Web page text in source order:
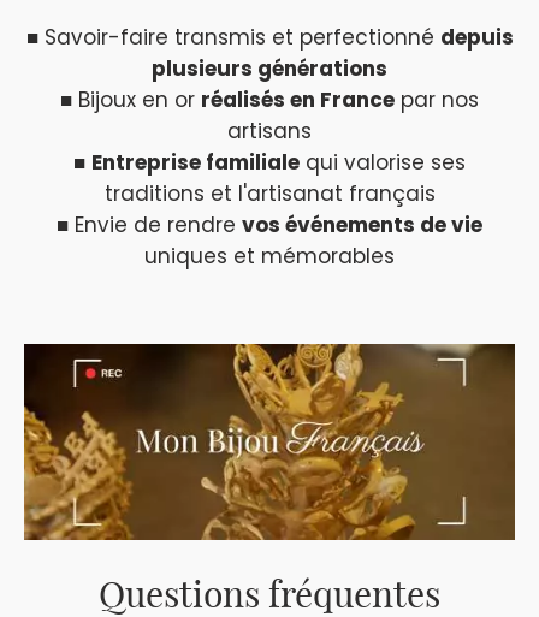
Questions fréquentes
■ Savoir-faire transmis et perfectionné depuis
plusieurs générations
■ Bijoux en or réalisés en France par nos
artisans
■ Entreprise familiale qui valorise ses
traditions et l'artisanat français
■ Envie de rendre vos événements de vie
uniques et mémorables